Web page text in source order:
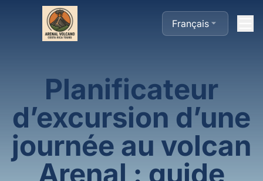
Français
Planificateur
d’excursion d’une
journée au volcan
Arenal : guide